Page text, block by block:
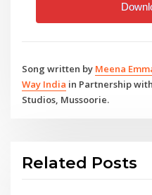
Song written by Meena
Way India in Partnership
Studios, Mussoorie.
Related Posts